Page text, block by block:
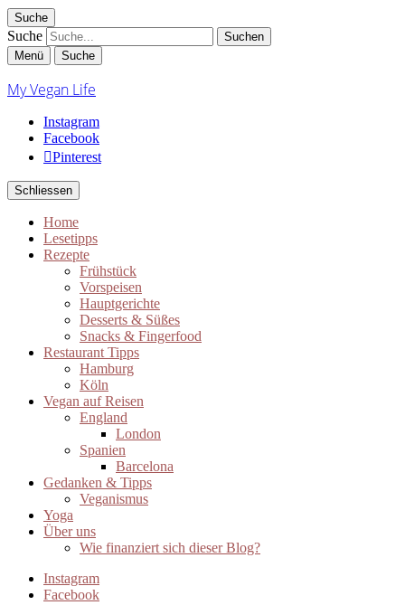
Suche
Suche
Menü Suche
My Vegan Life
Instagram
Facebook
Pinterest
Schliessen
Home
Lesetipps
Rezepte
Frühstück
Vorspeisen
Hauptgerichte
Desserts & Süßes
Snacks & Fingerfood
Restaurant Tipps
Hamburg
Köln
Vegan auf Reisen
England
London
Spanien
Barcelona
Gedanken & Tipps
Veganismus
Yoga
Über uns
Wie finanziert sich dieser Blog?
Instagram
Facebook